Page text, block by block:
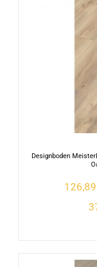
Designboden
126,89